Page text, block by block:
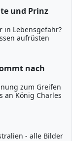
und Prinz
in Lebensgefahr?
aufrüsten
nach
zum Greifen
an König Charles
- alle Bilder